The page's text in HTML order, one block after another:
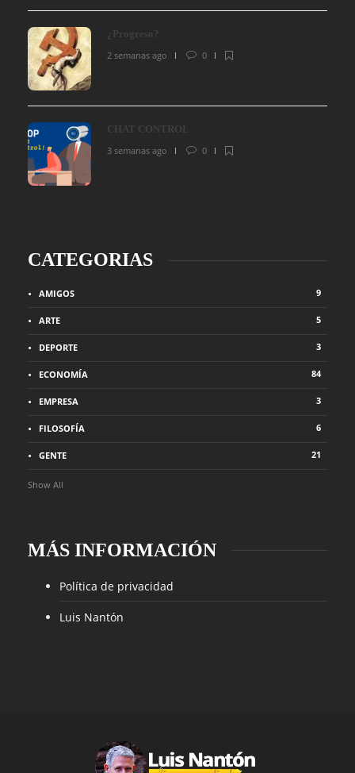
¿Progreso?
2 semanas ago
0
CHAT CONTROL
3 semanas ago
0
CATEGORIAS
AMIGOS 9
ARTE 5
DEPORTE 3
ECONOMÍA 84
EMPRESA 3
FILOSOFÍA 6
GENTE 21
Show All
MÁS INFORMACIÓN
Política de privacidad
Luis Nantón